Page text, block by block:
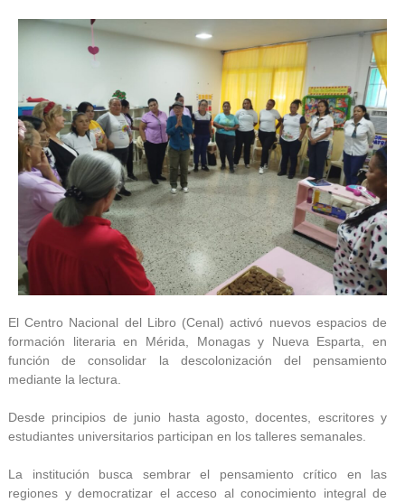
El Centro Nacional del Libro (Cenal) activó nuevos espacios de
formación literaria en Mérida, Monagas y Nueva Esparta, en
función de consolidar la descolonización del pensamiento
mediante la lectura.
Desde principios de junio hasta agosto, docentes, escritores y
estudiantes universitarios participan en los talleres semanales.
La institución busca sembrar el pensamiento crítico en las
regiones y democratizar el acceso al conocimiento integral de